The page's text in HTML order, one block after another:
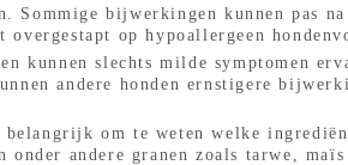
bijwerkingen kunnen pas
op hypoallergeen
kunnen slechts milde symptomen
andere honden ernstigere
om te weten welke
andere granen zoals tarwe, maïs